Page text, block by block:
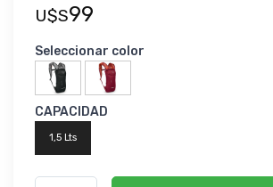
U$S99
Seleccionar color
CAPACIDAD
1,5 Lts